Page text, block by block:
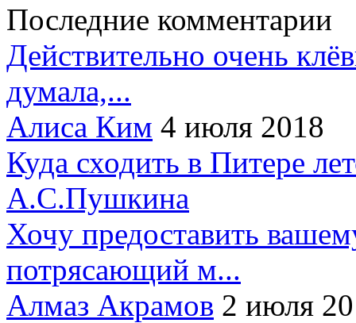
Последние комментарии
Действительно очень
думала,...
Алиса Ким 4 июля 2018
Куда сходить в Питере
А.С.Пушкина
Хочу предоставить
потрясающий м...
Алмаз Акрамов 2 июля